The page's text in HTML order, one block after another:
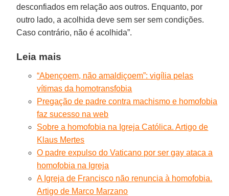
desconfiados em relação aos outros. Enquanto, por
outro lado, a acolhida deve sem ser sem condições.
Caso contrário, não é acolhida”.
Leia mais
“Abençoem, não amaldiçoem”: vigília pelas
vítimas da homotransfobia
Pregação de padre contra machismo e homofobia
faz sucesso na web
Sobre a homofobia na Igreja Católica. Artigo de
Klaus Mertes
O padre expulso do Vaticano por ser gay ataca a
homofobia na Igreja
A Igreja de Francisco não renuncia à homofobia.
Artigo de Marco Marzano